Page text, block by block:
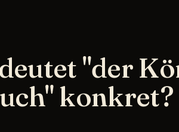
"der
konkret?